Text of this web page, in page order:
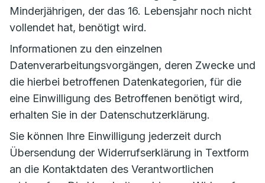
Minderjährigen, der das 16. Lebensjahr noch nicht
vollendet hat, benötigt wird.
Informationen zu den einzelnen
Datenverarbeitungsvorgängen, deren Zwecke und
die hierbei betroffenen Datenkategorien, für die
eine Einwilligung des Betroffenen benötigt wird,
erhalten Sie in der Datenschutzerklärung.
Sie können Ihre Einwilligung jederzeit durch
Übersendung der Widerrufserklärung in Textform
an die Kontaktdaten des Verantwortlichen